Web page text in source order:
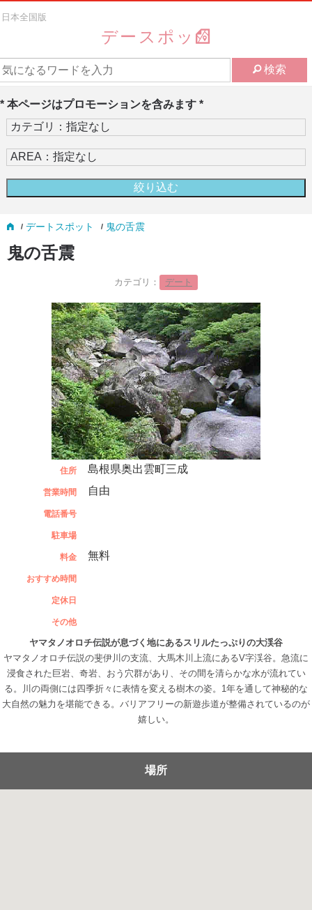
日本全国版
デースポッ
検索
* 本ページはプロモーションを含みます *
デートスポット 鬼の舌震
鬼の舌震
カテゴリ： デート
住所 島根県奥出雲町三成
営業時間 自由
電話番号
駐車場
料金 無料
おすすめ時間
定休日
その他
ヤマタノオロチ伝説が息づく地にあるスリルたっぷりの大渓谷
ヤマタノオロチ伝説の斐伊川の支流、大馬木川上流にあるV字渓谷。急流に
浸食された巨岩、奇岩、おう穴群があり、その間を清らかな水が流れてい
る。川の両側には四季折々に表情を変える樹木の姿。1年を通して神秘的な
大自然の魅力を堪能できる。バリアフリーの新遊歩道が整備されているのが
嬉しい。
場所